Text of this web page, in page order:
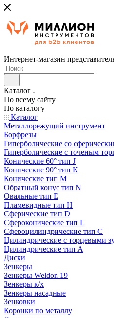
Интернет-магазин
Каталог
По всему сайту
По каталогу
Каталог
Металлорежущий инструмент
Борфрезы
Гиперболические cо
Гиперболические с точеным
Конические 60° тип J
Конические 90° тип K
Конические тип M
Обратный конус тип N
Овальные тип E
Пламевидные тип H
Сферические тип D
Сфероконические тип L
Сфероцилиндрические тип C
Цилиндрические с торцевыми
Цилиндрические тип А
Диски
Зенкеры
Зенкеры Weldon 19
Зенкеры к/х
Зенкеры насадные
Зенковки
Коронки по металлу